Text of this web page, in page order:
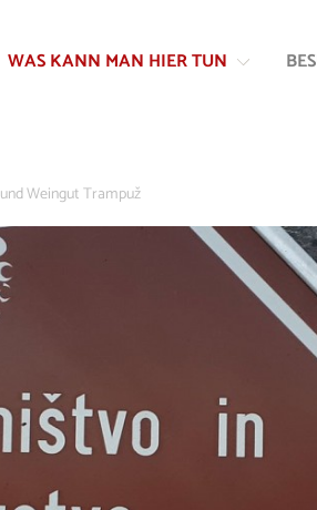
Inhalt
Navigation
WAS KANN MAN HIER TUN
Weingut Trampuž